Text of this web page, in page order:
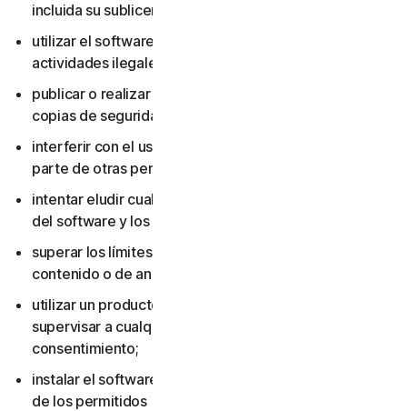
incluida su sublicenciamiento o cesión;
utilizar el software o los servicios para realizar
actividades ilegales;
publicar o realizar copias del software (excepto
copias de seguridad);
interferir con el uso del software o los servicios por
parte de otras personas;
intentar eludir cualquier medida de protección técnica
del software y los servicios;
superar los límites aplicables de almacenamiento de
contenido o de ancho de banda;
utilizar un producto multiusuario para rastrear o
supervisar a cualquier otra persona sin su
consentimiento;
instalar el software o los servicios en más dispositivos
de los permitidos (incluido no eliminar el software o